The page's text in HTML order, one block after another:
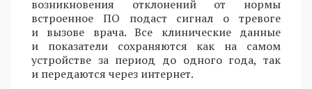
возникновения отклонений от нормы
встроенное ПО подаст сигнал о тревоге
и вызове врача. Все клинические данные
и показатели сохраняются как на самом
устройстве за период до одного года, так
и передаются через интернет.